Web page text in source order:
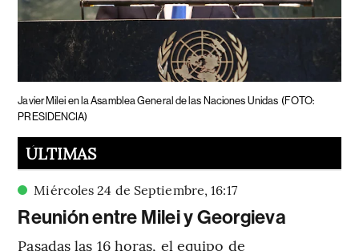
Javier Milei en la Asamblea General de las Naciones Unidas (FOTO:
PRESIDENCIA)
ÚLTIMAS
Miércoles 24 de Septiembre,16:17
Reunión entre Milei y Georgieva
Pasadas las 16 horas, el equipo de